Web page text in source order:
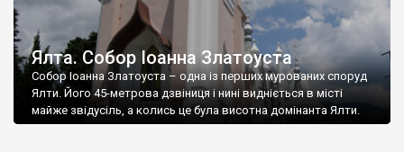
Ялта. Собор Іоанна Златоуста
Собор Іоанна Златоуста – одна із перших мурованих споруд
Ялти. Його 45-метрова дзвіниця і нині видніється в місті
майже звідусіль, а колись це була висотна домінанта Ялти.